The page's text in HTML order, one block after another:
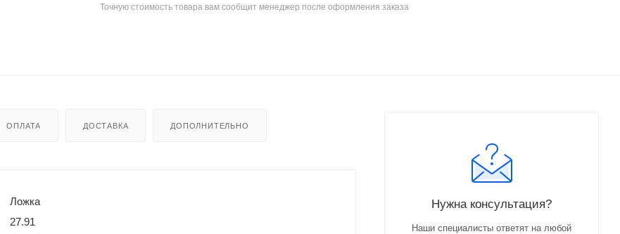
Точную стоимость товара вам сообщит менеджер после оформления заказа
ОПЛАТА ДОСТАВКА ДОПОЛНИТЕЛЬНО
Ложка
27.91
Нужна консультация?
Наши специалисты ответят на любой